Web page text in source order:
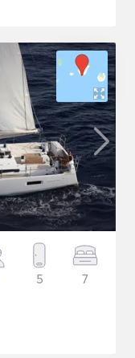
5 7